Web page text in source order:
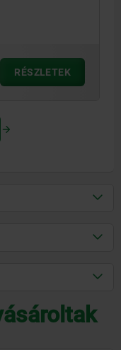
RÉSZLETEK